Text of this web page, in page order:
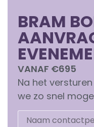
BRAM
VANAF €695
Na het
we zo snel